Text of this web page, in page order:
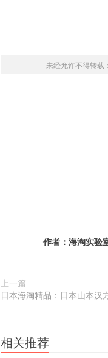
未经允许不得转载：
作者： 海淘实验
上一篇
日本海淘精品：日本山本汉
相关推荐